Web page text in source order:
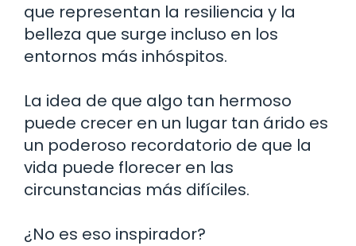
que representan la resiliencia y la
belleza que surge incluso en los
entornos más inhóspitos.
La idea de que algo tan hermoso
puede crecer en un lugar tan árido es
un poderoso recordatorio de que la
vida puede florecer en las
circunstancias más difíciles.
¿No es eso inspirador?